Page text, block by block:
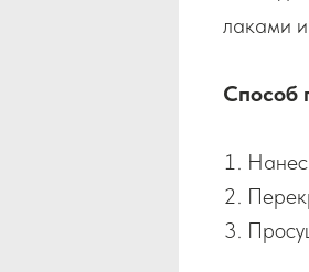
лаками
Способ